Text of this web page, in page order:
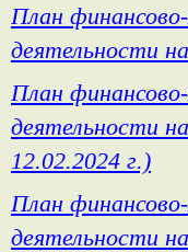
План
деятельности
План
деятельности
12.02.2024 г.)
План
деятельности